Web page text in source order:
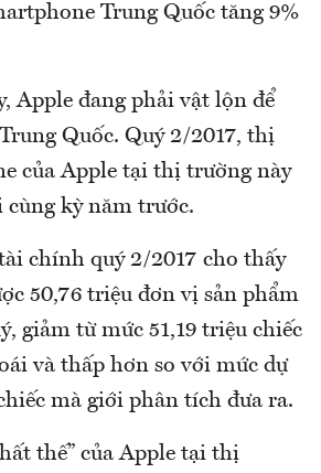
Trung Quốc tăng 9%
Apple đang phải vật lộn để
Quốc. Quý 2/2017, thị
của Apple tại thị trường này
cùng kỳ năm trước.
chính quý 2/2017 cho thấy
50,76 triệu đơn vị sản phẩm
giảm từ mức 51,19 triệu chiếc
và thấp hơn so với mức dự
mà giới phân tích đưa ra.
thế” của Apple tại thị